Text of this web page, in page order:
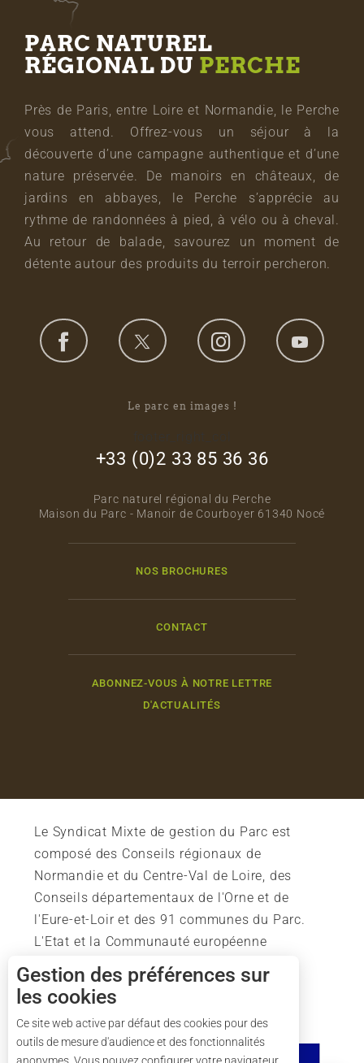
Tarifs
PARC NATUREL
RÉGIONAL DU PERCHE
Près de Paris, entre Loire et Normandie, le Perche
vous attend. Offrez-vous un séjour à la
découverte d’une campagne authentique et d’une
nature préservée. De manoirs en châteaux, de
jardins en abbayes, le Perche s’apprécie au
rythme de randonnées à pied, à vélo ou à cheval.
Au retour de balade, savourez un moment de
détente autour des produits du terroir percheron.
Le parc en images !
+33 (0)2 33 85 36 36
Parc naturel régional du Perche
Maison du Parc - Manoir de Courboyer 61340 Nocé
NOS BROCHURES
CONTACT
ABONNEZ-VOUS À NOTRE LETTRE
D'ACTUALITÉS
Le Syndicat Mixte de gestion du Parc est
composé des Conseils régionaux de
Normandie et du Centre-Val de Loire, des
Conseils départementaux de l'Orne et de
l'Eure-et-Loir et des 91 communes du Parc.
L'Etat et la Communauté européenne
soutiennent également l'action du Parc.
Gestion des préférences sur
les cookies
Ce site web active par défaut des cookies pour des
outils de mesure d'audience et des fonctionnalités